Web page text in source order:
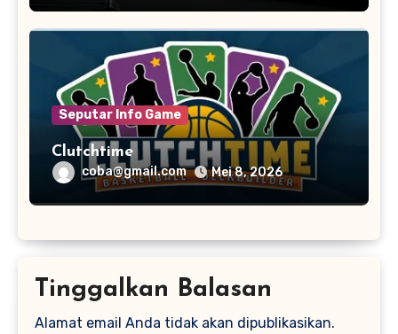
Seputar Info Game
Clutchtime
coba@gmail.com Mei 8, 2026
Tinggalkan Balasan
Alamat email Anda tidak akan dipublikasikan.